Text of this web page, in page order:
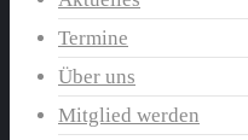
Termine
Über uns
Mitglied werden